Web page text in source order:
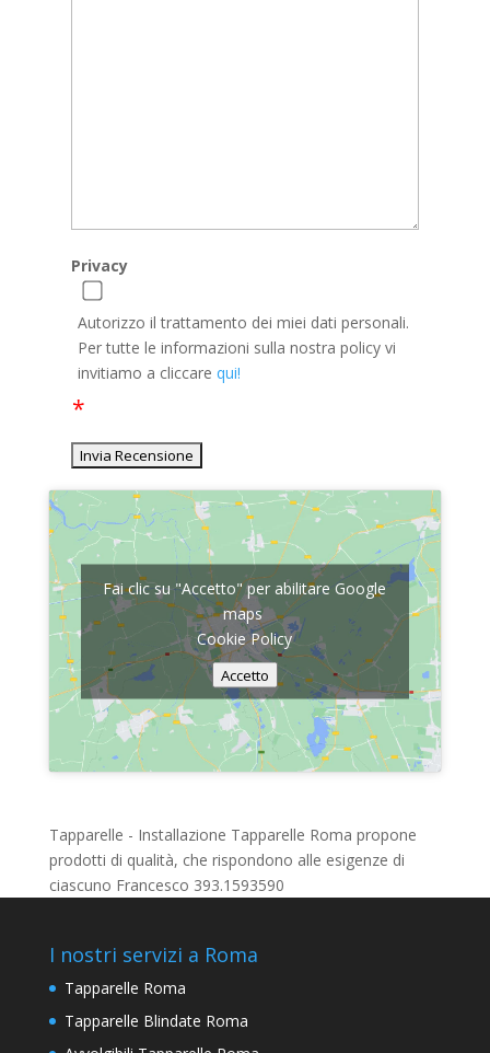
Privacy
Autorizzo il trattamento dei miei dati personali.
Per tutte le informazioni sulla nostra policy vi
invitiamo a cliccare qui!
Fai clic su "Accetto" per abilitare Google
maps
Cookie Policy
Accetto
Tapparelle - Installazione Tapparelle Roma propone
prodotti di qualità, che rispondono alle esigenze di
ciascuno Francesco 393.1593590
I nostri servizi a Roma
Tapparelle Roma
Tapparelle Blindate Roma